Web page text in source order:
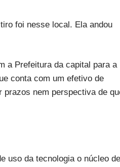
foi nesse local. Ela andou
a Prefeitura da capital para a
conta com um efetivo de
prazos nem perspectiva de
uso da tecnologia o núcleo de